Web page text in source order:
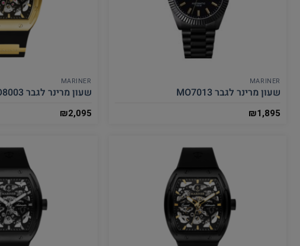
MARINER
שעון מרינר לגבר MO7013
₪1,895
MARINER
שעון מרינר לגבר MO8003
₪2,095